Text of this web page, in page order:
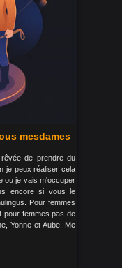
mesdames
de prendre du
je peux réaliser cela
ou je vais m'occuper
encore si vous le
Pour femmes
pour femmes pas de
Yonne et Aube. Me